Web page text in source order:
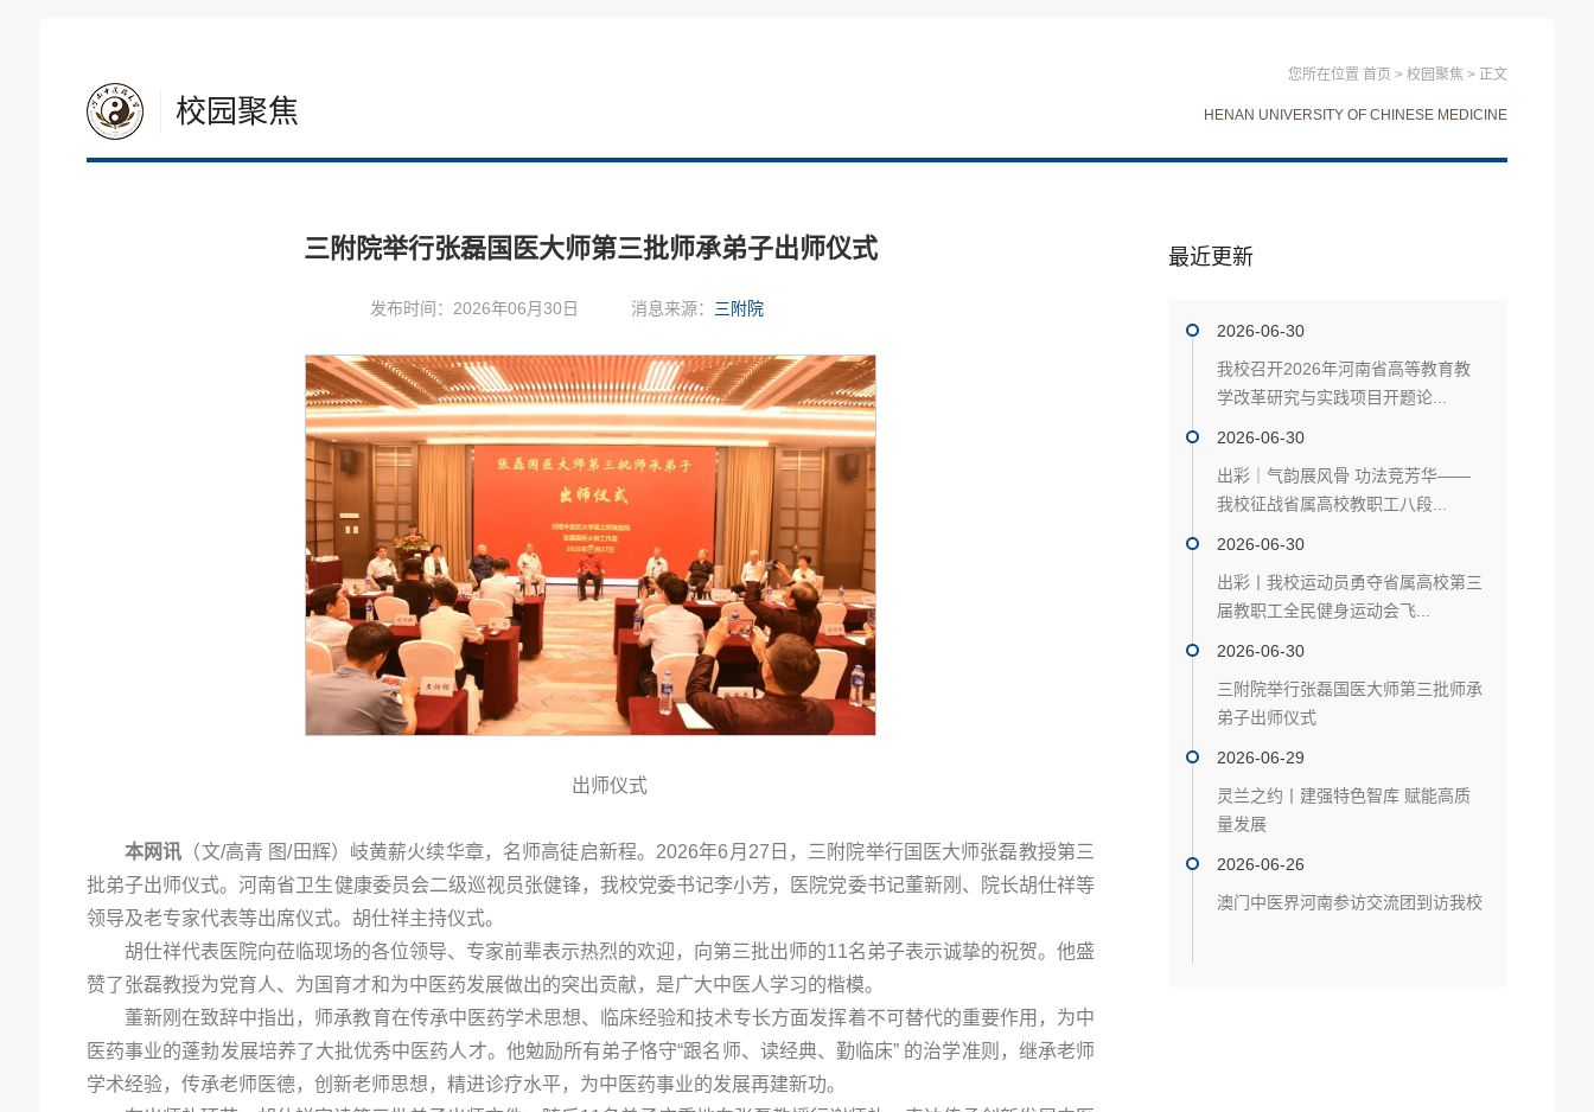
您所在位置 首页 > 校园聚焦 > 正文
校园聚焦 HENAN UNIVERSITY OF CHINESE MEDICINE
三附院举行张磊国医大师第三批师承弟子出师仪式
发布时间：2026年06月30日 消息来源： 三附院
出师仪式
本网讯 （文/高青 图/田辉）岐黄薪火续华章，名师高徒启新程。2026年6月27日，三附院举行国医大师张磊教授第三
批弟子出师仪式。河南省卫生健康委员会二级巡视员张健锋，我校党委书记李小芳，医院党委书记董新刚、院长胡仕祥等
领导及老专家代表等出席仪式。胡仕祥主持仪式。
胡仕祥代表医院向莅临现场的各位领导、专家前辈表示热烈的欢迎，向第三批出师的11名弟子表示诚挚的祝贺。他盛
赞了张磊教授为党育人、为国育才和为中医药发展做出的突出贡献，是广大中医人学习的楷模。
董新刚在致辞中指出，师承教育在传承中医药学术思想、临床经验和技术专长方面发挥着不可替代的重要作用，为中
医药事业的蓬勃发展培养了大批优秀中医药人才。他勉励所有弟子恪守“跟名师、读经典、勤临床” 的治学准则，继承老师
学术经验，传承老师医德，创新老师思想，精进诊疗水平，为中医药事业的发展再建新功。
最近更新
2026-06-30
我校召开2026年河南省高等教育教
学改革研究与实践项目开题论...
2026-06-30
出彩｜气韵展风骨 功法竞芳华——
我校征战省属高校教职工八段...
2026-06-30
出彩丨我校运动员勇夺省属高校第三
届教职工全民健身运动会飞...
2026-06-30
三附院举行张磊国医大师第三批师承
弟子出师仪式
2026-06-29
灵兰之约丨建强特色智库 赋能高质
量发展
2026-06-26
澳门中医界河南参访交流团到访我校